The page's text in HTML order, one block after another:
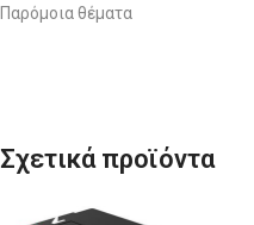
Παρόμοια θέματα
Σχετικά προϊόντα